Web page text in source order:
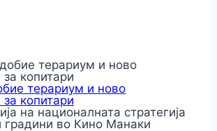
терариум и ново
копитари